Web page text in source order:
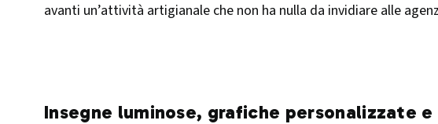
avanti un’attività artigianale che non ha nulla da invidiare alle
Insegne luminose, grafiche personalizzate